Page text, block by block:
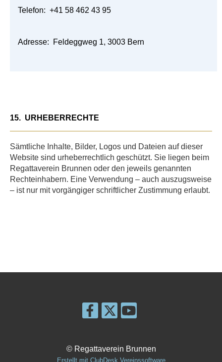
Telefon: +41 58 462 43 95
Adresse: Feldeggweg 1, 3003 Bern
15. URHEBERRECHTE
Sämtliche Inhalte, Bilder, Logos und Dateien auf dieser
Website sind urheberrechtlich geschützt. Sie liegen beim
Regattaverein Brunnen oder den jeweils genannten
Rechteinhabern. Eine Verwendung – auch auszugsweise
– ist nur mit vorgängiger schriftlicher Zustimmung erlaubt.
© Regattaverein Brunnen
Erstellt mit ClubDesk Vereinssoftware